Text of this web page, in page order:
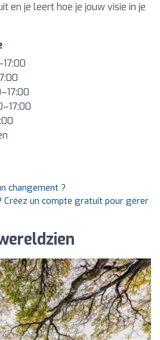
en je leert hoe je jouw visie in je
changement ?
Créez un compte gratuit pour gérer